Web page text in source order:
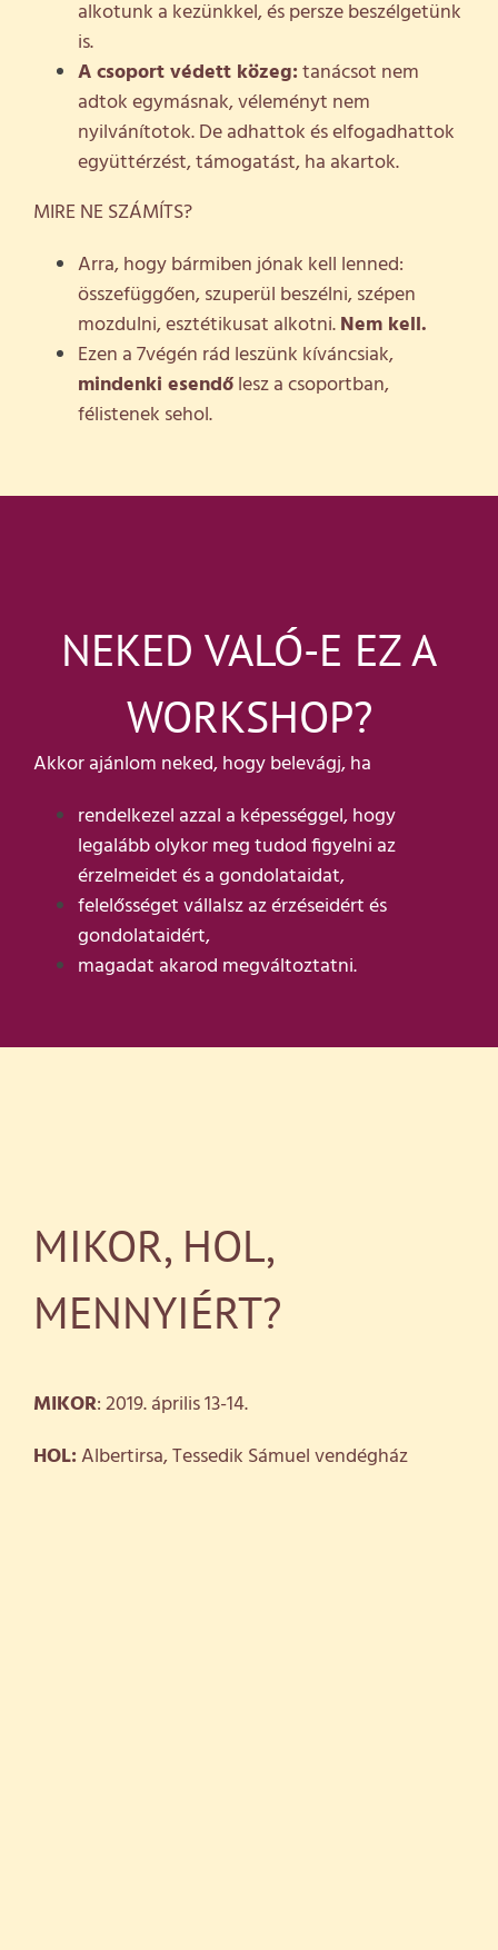
alkotunk a kezünkkel, és persze beszélgetünk
is.
A csoport védett közeg:tanácsot nem
adtok egymásnak, véleményt nem
nyilvánítotok. De adhattok és elfogadhattok
együttérzést, támogatást, ha akartok.
MIRE NE SZÁMÍTS?
Arra, hogy bármiben jónak kell lenned:
összefüggően, szuperül beszélni, szépen
mozdulni, esztétikusat alkotni.Nem kell.
Ezen a 7végén rád leszünk kíváncsiak,
mindenki esendőlesz a csoportban,
félistenek sehol.
NEKED VALÓ-E EZ A
WORKSHOP?
Akkor ajánlom neked, hogy belevágj, ha
rendelkezel azzal a képességgel, hogy
legalább olykor meg tudod figyelni az
érzelmeidet és a gondolataidat,
felelősséget vállalsz az érzéseidért és
gondolataidért,
magadat akarod megváltoztatni.
MIKOR, HOL,
MENNYIÉRT?
MIKOR: 2019. április 13-14.
HOL:Albertirsa, Tessedik Sámuel vendégház